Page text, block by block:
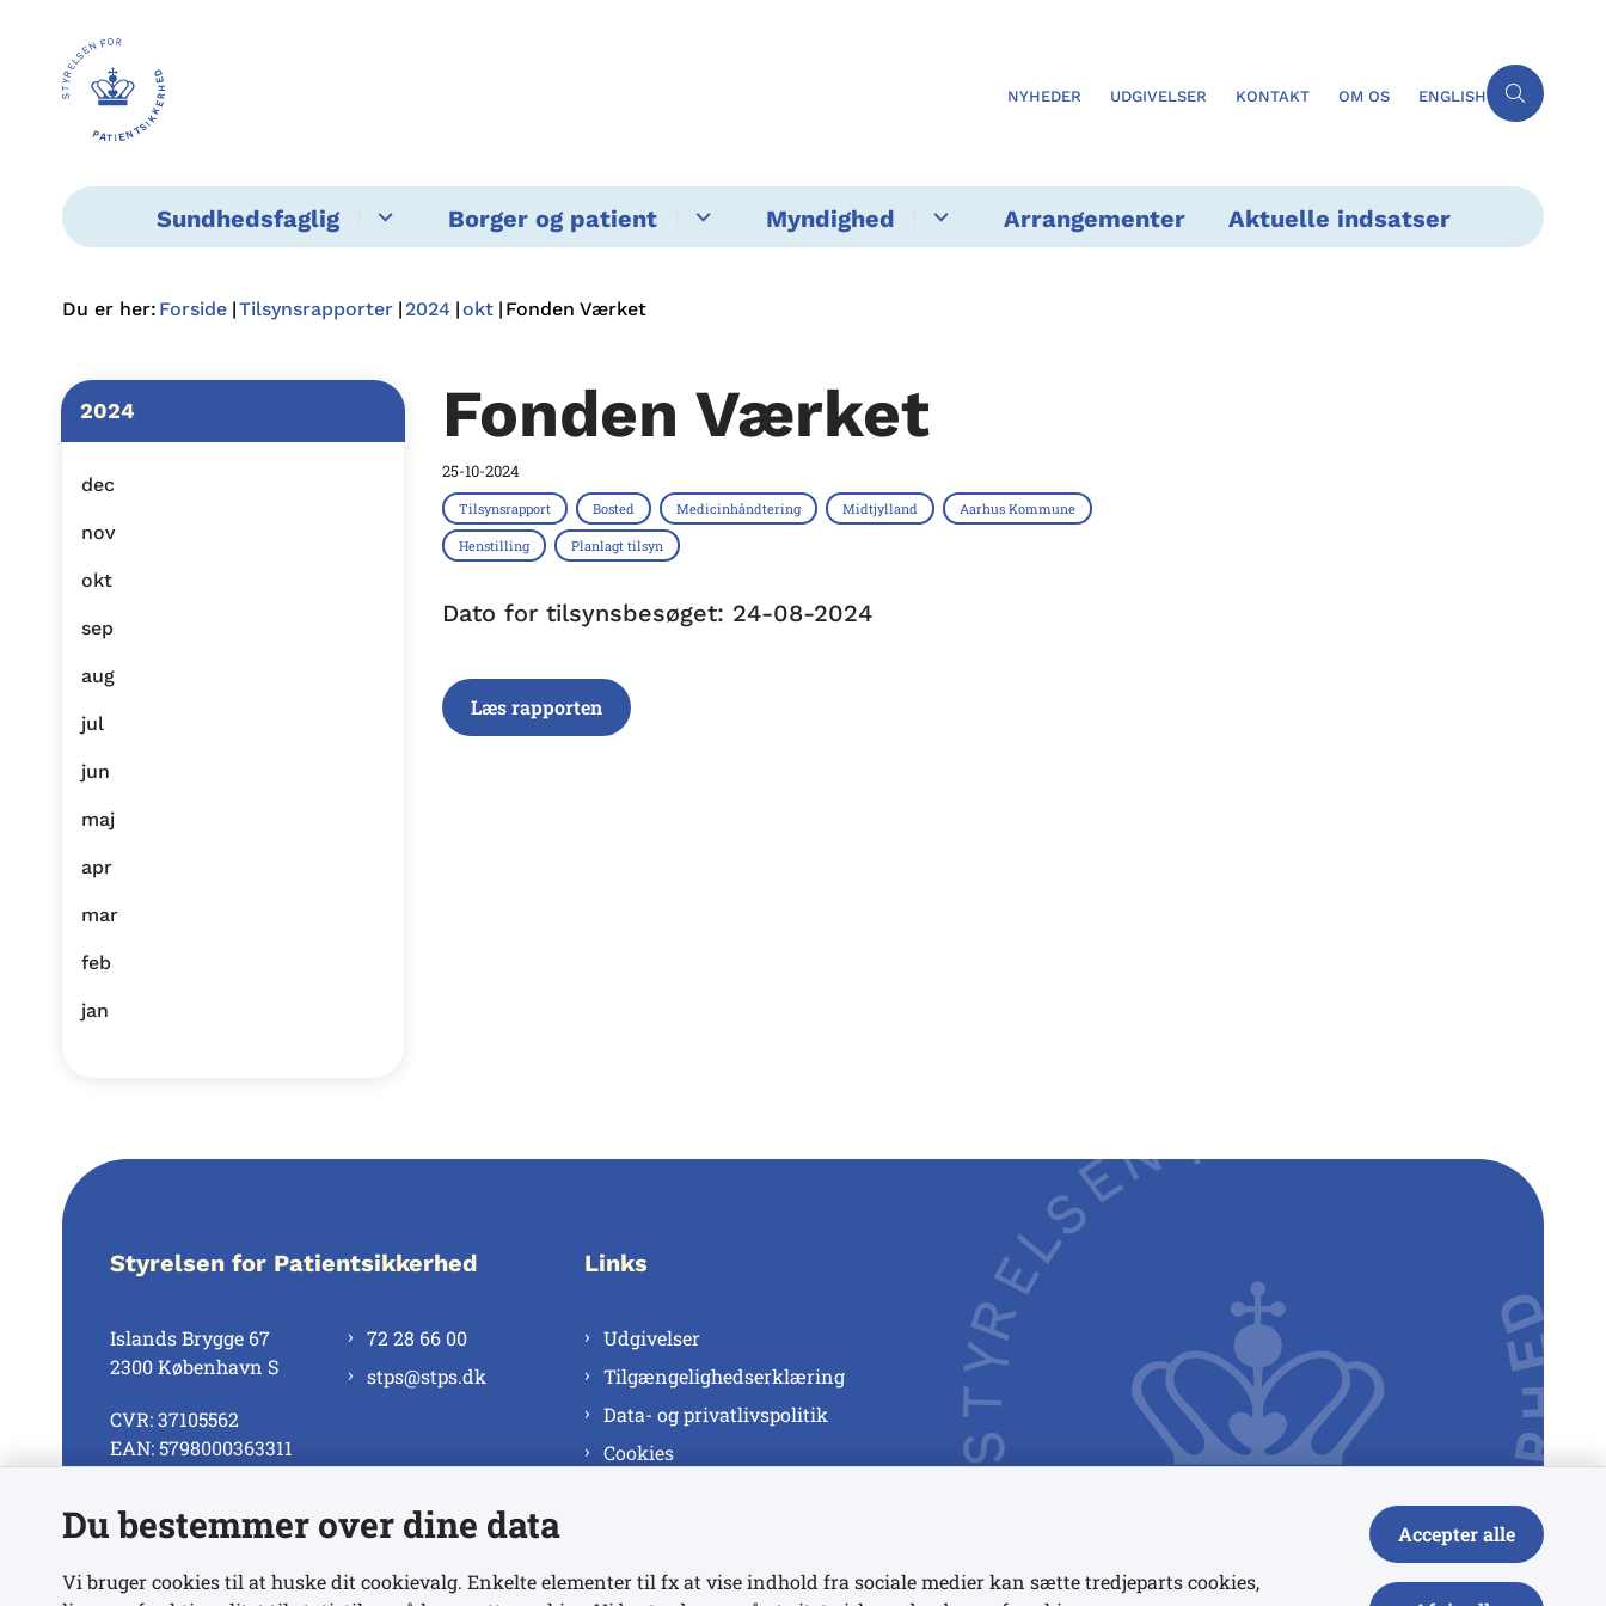
NYHEDER UDGIVELSER KONTAKT OM OS ENGLISH
Sundhedsfaglig Borger og patient Myndighed Arrangementer Aktuelle indsatser
Du er her: Forside Tilsynsrapporter 2024 okt Fonden Værket
2024
dec
nov
okt
sep
aug
jul
jun
maj
apr
mar
feb
jan
Fonden Værket
25-10-2024
Tilsynsrapport Bosted Medicinhåndtering Midtjylland Aarhus Kommune
Henstilling Planlagt tilsyn
Dato for tilsynsbesøget: 24-08-2024
Læs rapporten
Styrelsen for Patientsikkerhed
Islands Brygge 67
2300 København S
CVR: 37105562
EAN: 5798000363311
72 28 66 00
stps@stps.dk
Se alle kontaktnumre
Links
Udgivelser
Tilgængelighedserklæring
Data- og privatlivspolitik
Cookies
Du bestemmer over dine data
Vi bruger cookies til at huske dit cookievalg. Enkelte elementer til fx at vise indhold fra sociale medier kan sætte tredjeparts cookies,
Accepter alle